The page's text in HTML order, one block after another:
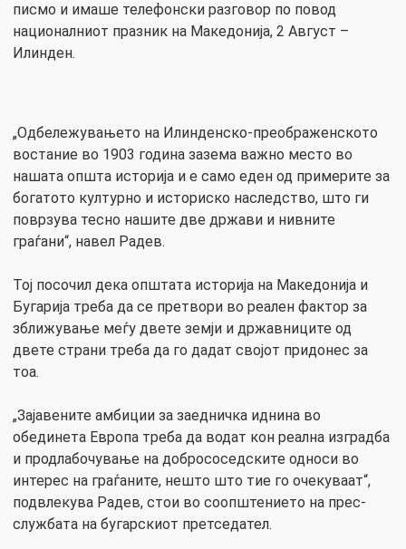
писмо и имаше телефонски разговор по повод
националниот празник на Македонија, 2 Август –
Илинден.
„Одбележувањето на Илинденско-преображенското
востание во 1903 година зазема важно место во
нашата општа историја и е само еден од примерите за
богатото културно и историско наследство, што ги
поврзува тесно нашите две држави и нивните
граѓани“, навел Радев.
Тој посочил дека општата историја на Македонија и
Бугарија треба да се претвори во реален фактор за
зближување меѓу двете земји и државниците од
двете страни треба да го дадат својот придонес за
тоа.
„Зајавените амбиции за заедничка иднина во
обединета Европа треба да водат кон реална изградба
и продлабочување на добрососедските односи во
интерес на граѓаните, нешто што тие го очекуваат“,
подвлекува Радев, стои во соопштението на прес-
службата на бугарскиот претседател.